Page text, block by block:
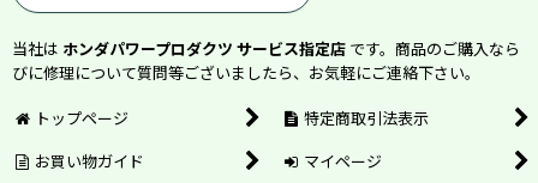
当社は ホンダパワープロダクツ サービス指定店 です。商品のご購入なら
びに修理について質問等ございましたら、お気軽にご連絡下さい。
トップページ
特定商取引法表示
お買い物ガイド
マイページ